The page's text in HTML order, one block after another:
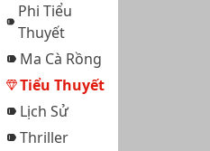
Phi Tiểu
Thuyết
Ma Cà Rồng
Tiểu Thuyết
Lịch Sử
Thriller